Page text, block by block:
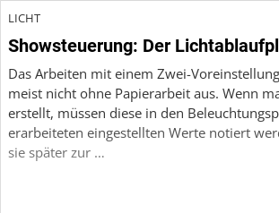
LICHT
Showsteuerung: Der
Das Arbeiten mit einem Zwei-
meist nicht ohne Papierarbeit aus. Wenn
erstellt, müssen diese in den
erarbeiteten eingestellten Werte notiert
sie später zur …